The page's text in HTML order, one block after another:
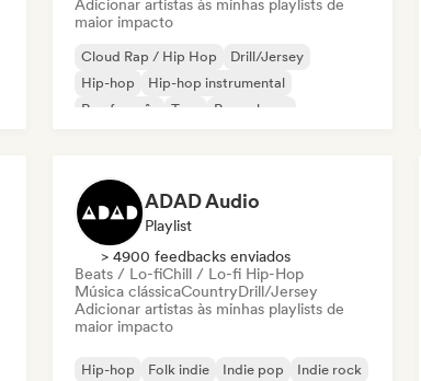
Adicionar artistas às minhas playlists de
maior impacto
Cloud Rap / Hip Hop
Drill/Jersey
Hip-hop
Hip-hop instrumental
Rap francês
Trap
Pop urbano
ADAD Audio
Playlist
> 4900 feedbacks enviados
Beats / Lo-fiChill / Lo-fi Hip-Hop
Música clássicaCountryDrill/Jersey
Adicionar artistas às minhas playlists de
maior impacto
Hip-hop Folk indie Indie pop
Indie rock